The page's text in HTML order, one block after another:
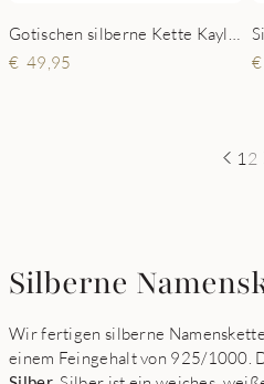
49,95
1 2
Silberne
Wir fertigen silberne
einem Feingehalt von 925/1000.